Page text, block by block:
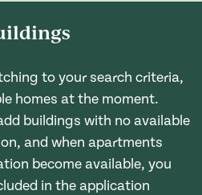
to your search criteria,
homes at the moment.
buildings with no available
and when apartments
become available, you
in the application